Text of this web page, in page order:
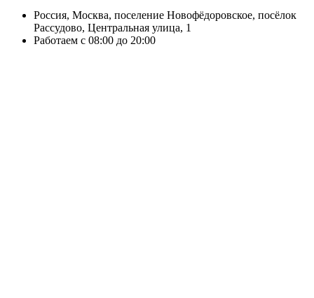
Россия, Москва, поселение Новофёдоровское, посёлок
Рассудово, Центральная улица, 1
Работаем с 08:00 до 20:00